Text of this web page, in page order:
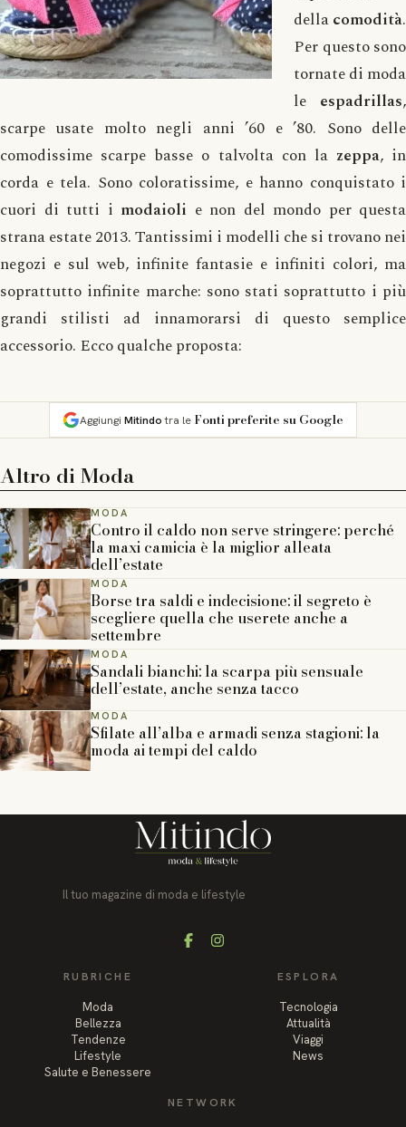
dellacomodità.
Per questo sono
tornate di moda
le espadrillas,
scarpe usate molto negli anni ’60 e ’80. Sono delle
comodissime scarpe basse o talvolta con la zeppa, in
corda e tela. Sono coloratissime, e hanno conquistato i
cuori di tutti i modaioli e non del mondo per questa
strana estate 2013. Tantissimi i modelli che si trovano nei
negozi e sul web, infinite fantasie e infiniti colori, ma
soprattutto infinite marche: sono stati soprattutto i più
grandi stilisti ad innamorarsi di questo semplice
accessorio. Ecco qualche proposta:
Aggiungi Mitindotra le Fonti preferite su Google
Altro di Moda
MODA
Contro il caldo non serve stringere: perché
la maxi camicia è la miglior alleata
dell’estate
MODA
Borse tra saldi e indecisione: il segreto è
scegliere quella che userete anche a
settembre
MODA
Sandali bianchi: la scarpa più sensuale
dell’estate, anche senza tacco
MODA
Sfilate all’alba e armadi senza stagioni: la
moda ai tempi del caldo
Il tuo magazine di moda e lifestyle
FacebookInstagram
RUBRICHE
Moda
Bellezza
Tendenze
Lifestyle
Salute e Benessere
ESPLORA
Tecnologia
Attualità
Viaggi
News
NETWORK